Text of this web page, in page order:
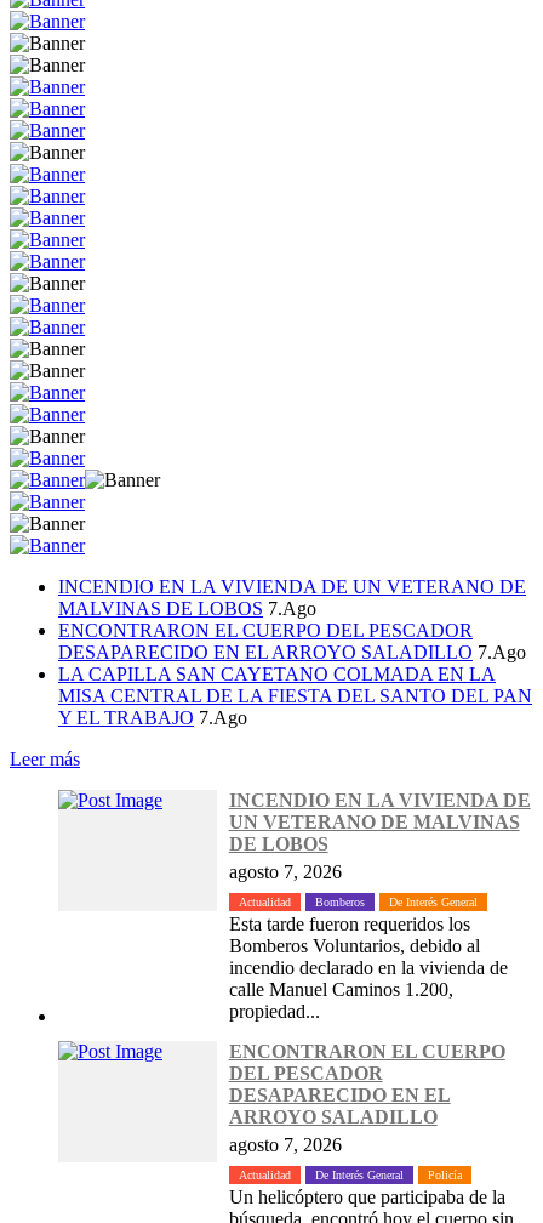
INCENDIO EN LA VIVIENDA DE UN VETERANO DE
MALVINAS DE LOBOS 7.Ago
ENCONTRARON EL CUERPO DEL PESCADOR
DESAPARECIDO EN EL ARROYO SALADILLO 7.Ago
LA CAPILLA SAN CAYETANO COLMADA EN LA
MISA CENTRAL DE LA FIESTA DEL SANTO DEL PAN
Y EL TRABAJO 7.Ago
Leer más
INCENDIO EN LA VIVIENDA DE
UN VETERANO DE MALVINAS
DE LOBOS
agosto 7, 2026
Actualidad Bomberos De Interés General
Esta tarde fueron requeridos los
Bomberos Voluntarios, debido al
incendio declarado en la vivienda de
calle Manuel Caminos 1.200,
propiedad...
ENCONTRARON EL CUERPO
DEL PESCADOR
DESAPARECIDO EN EL
ARROYO SALADILLO
agosto 7, 2026
Actualidad De Interés General Policía
Un helicóptero que participaba de la
búsqueda, encontró hoy el cuerpo sin